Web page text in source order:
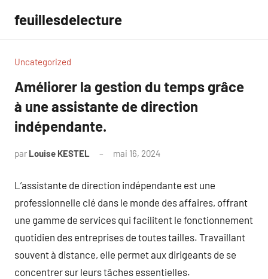
contenu
feuillesdelecture
Uncategorized
Améliorer la gestion du temps grâce
à une assistante de direction
indépendante.
par Louise KESTEL mai 16, 2024
L’assistante de direction indépendante est une
professionnelle clé dans le monde des affaires, offrant
une gamme de services qui facilitent le fonctionnement
quotidien des entreprises de toutes tailles. Travaillant
souvent à distance, elle permet aux dirigeants de se
concentrer sur leurs tâches essentielles.